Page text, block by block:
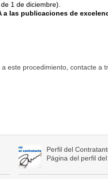
1 de diciembre).
a las publicaciones de
este procedimiento, contacte a
Perfil del
Página del perfil